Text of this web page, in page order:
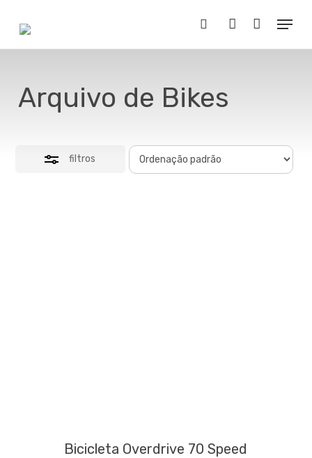
main
content
Buscar..account
Menu
Arquivo de Bikes
filtros
Close
Bicicleta Overdrive 70 Speed